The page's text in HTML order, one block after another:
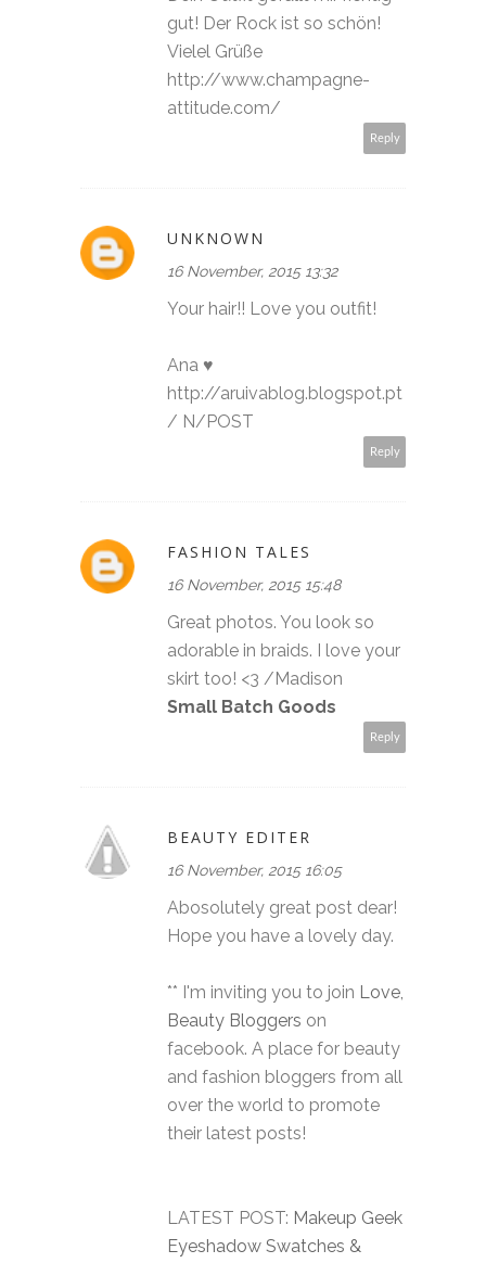
gut! Der Rock ist so schön!
Vielel Grüße
http://www.champagne-
attitude.com/
Reply
UNKNOWN
16 November, 2015 13:32
Your hair!! Love you outfit!
Ana ♥
http://aruivablog.blogspot.pt
/ N/POST
Reply
FASHION TALES
16 November, 2015 15:48
Great photos. You look so
adorable in braids. I love your
skirt too! <3 /Madison
Small Batch Goods
Reply
BEAUTY EDITER
16 November, 2015 16:05
Abosolutely great post dear!
Hope you have a lovely day.
** I'm inviting you to join Love,
Beauty Bloggers on
facebook. A place for beauty
and fashion bloggers from all
over the world to promote
their latest posts!
LATEST POST: Makeup Geek
Eyeshadow Swatches &